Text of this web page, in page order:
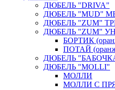
ДЮБЕЛЬ "DRIVA"
ДЮБЕЛЬ "MUD"
ДЮБЕЛЬ "ZUM"
ДЮБЕЛЬ "ZUM"
БОРТИК
ПОТАЙ
ДЮБЕЛЬ
ДЮБЕЛЬ "МOLLI"
МОЛЛИ
МОЛЛИ С